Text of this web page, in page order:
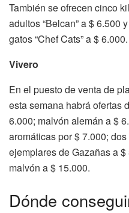
También se ofrecen cinco
adultos “Belcan” a $ 6.500
gatos “Chef Cats” a $ 6.000.
Vivero
En el puesto de venta de
esta semana habrá ofertas
6.000; malvón alemán a $
aromáticas por $ 7.000;
ejemplares de Gazañas a
malvón a $ 15.000.
Dónde